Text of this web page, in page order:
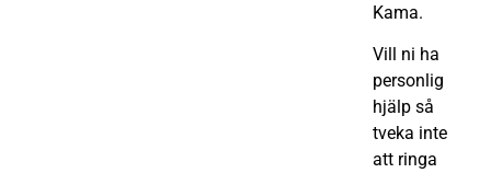
Kama.
Vill ni ha
personlig
hjälp så
tveka inte
att ringa